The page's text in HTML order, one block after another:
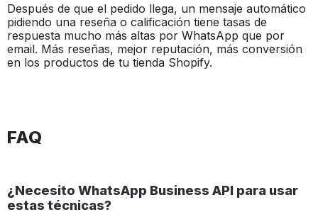
Después de que el pedido llega, un mensaje automático
pidiendo una reseña o calificación tiene tasas de
respuesta mucho más altas por WhatsApp que por
email. Más reseñas, mejor reputación, más conversión
en los productos de tu tienda Shopify.
FAQ
¿Necesito WhatsApp Business API para usar
estas técnicas?